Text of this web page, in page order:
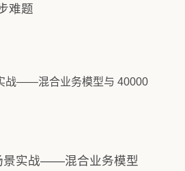
难题
景实战——混合业务模型